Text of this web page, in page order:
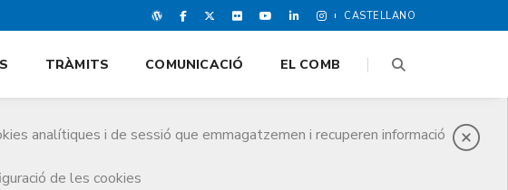
CASTELLANO
analítiques i de sessió que emmagatzemen i recuperen informació
de les cookies
TRÀMITS COMUNICACIÓ EL COMB